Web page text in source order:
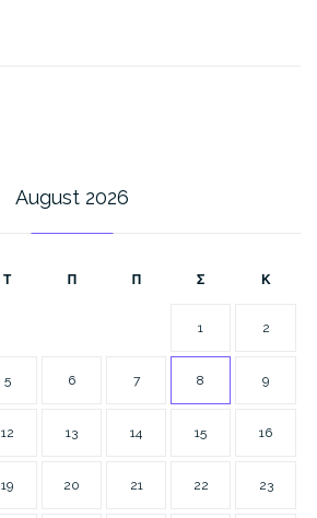
August 2026
Τ Π Π Σ Κ
1 2
5 6 7 8 9
12 13 14 15 16
19 20 21 22 23